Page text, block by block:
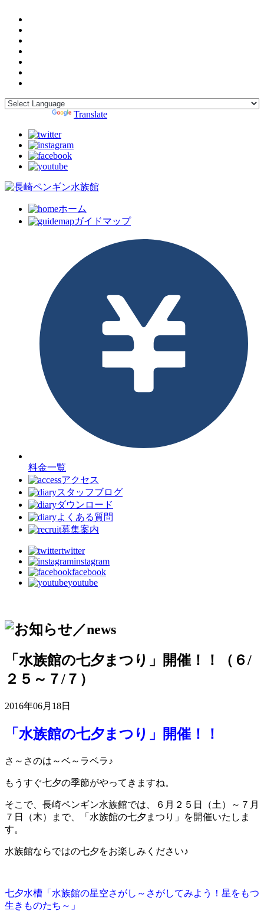
Translate
ホーム
ガイドマップ
料金一覧
アクセス
スタッフブログ
ダウンロード
よくある質問
募集案内
twitter
instagram
facebook
youtube
「水族館の七夕まつり」開催！！（６/
２５～７/７）
2016年06月18日
「水族館の七夕まつり」開催！！
さ～さのは～ベ～ラベラ♪
もうすぐ七夕の季節がやってきますね。
そこで、長崎ペンギン水族館では、６月２５日（土）～７月
７日（木）まで、「水族館の七夕 まつり 」を開催いたしま
す。
水族館ならではの七夕をお楽しみください♪
七夕水槽「水族館の星空さがし～さがしてみよう！星をもつ
生きものたち～」